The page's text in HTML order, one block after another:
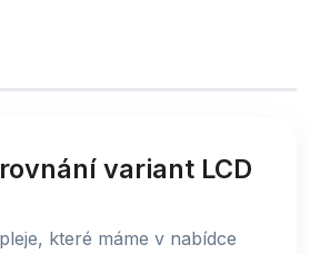
variant LCD
které máme v nabídce